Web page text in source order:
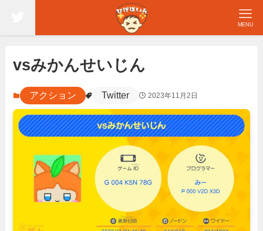
MENU
vsみかんせいじん
アクション Twitter 2023年11月2日